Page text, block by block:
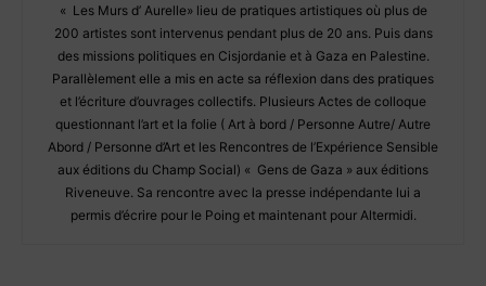
« Les Murs d’ Aurelle» lieu de pratiques artistiques où plus de
200 artistes sont intervenus pendant plus de 20 ans. Puis dans
des missions politiques en Cisjordanie et à Gaza en Palestine.
Parallèlement elle a mis en acte sa réflexion dans des pratiques
et l’écriture d’ouvrages collectifs. Plusieurs Actes de colloque
questionnant l’art et la folie ( Art à bord / Personne Autre/ Autre
Abord / Personne d’Art et les Rencontres de l’Expérience Sensible
aux éditions du Champ Social) « Gens de Gaza » aux éditions
Riveneuve. Sa rencontre avec la presse indépendante lui a
permis d’écrire pour le Poing et maintenant pour Altermidi.